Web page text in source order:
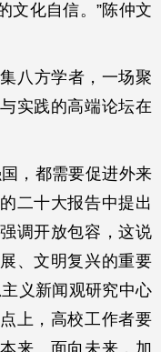
文化自信。”陈仲文
八方学者，一场聚
实践的高端论坛在
，都需要促进外来
二十大报告中提出
调开放包容，这说
、文明复兴的重要
义新闻观研究中心
上，高校工作者要
来、面向未来，加